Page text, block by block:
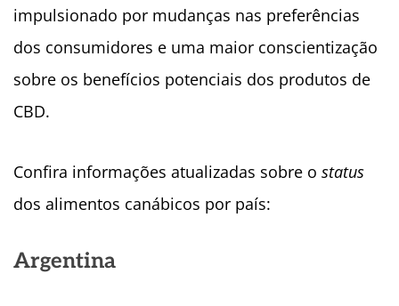
impulsionado por mudanças nas preferências
dos consumidores e uma maior conscientização
sobre os benefícios potenciais dos produtos de
CBD.
Confira informações atualizadas sobre o status
dos alimentos canábicos por país:
Argentina